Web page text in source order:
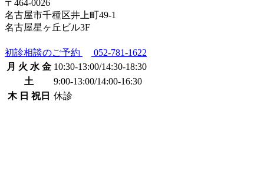
〒464-0026
名古屋市千種区井上町49-1
名古屋星ヶ丘ビル3F
初診相談のご予約
052-781-1622
月 火 水 金 10:30-13:00/14:30-18:30
土
9:00-13:00/14:00-16:30
木 日 祝日 休診